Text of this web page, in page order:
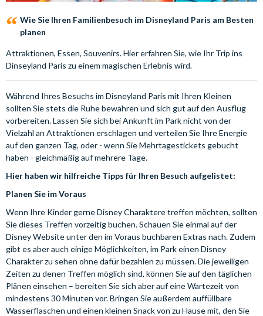
Wie Sie Ihren Familienbesuch im Disneyland Paris am Besten
planen
Attraktionen, Essen, Souvenirs. Hier erfahren Sie, wie Ihr Trip ins
Dinseyland Paris zu einem magischen Erlebnis wird.
Während Ihres Besuchs im Disneyland Paris mit Ihren Kleinen
sollten Sie stets die Ruhe bewahren und sich gut auf den Ausflug
vorbereiten. Lassen Sie sich bei Ankunft im Park nicht von der
Vielzahl an Attraktionen erschlagen und verteilen Sie Ihre Energie
auf den ganzen Tag, oder - wenn Sie Mehrtagestickets gebucht
haben - gleichmäßig auf mehrere Tage.
Hier haben wir hilfreiche Tipps für Ihren Besuch aufgelistet:
Planen Sie im Voraus
Wenn Ihre Kinder gerne Disney Charaktere treffen möchten, sollten
Sie dieses Treffen vorzeitig buchen. Schauen Sie einmal auf der
Disney Website unter den im Voraus buchbaren Extras nach. Zudem
gibt es aber auch einige Möglichkeiten, im Park einen Disney
Charakter zu sehen ohne dafür bezahlen zu müssen. Die jeweiligen
Zeiten zu denen Treffen möglich sind, können Sie auf den täglichen
Plänen einsehen – bereiten Sie sich aber auf eine Wartezeit von
mindestens 30 Minuten vor. Bringen Sie außerdem auffüllbare
Wasserflaschen und einen kleinen Snack von zu Hause mit, den Sie